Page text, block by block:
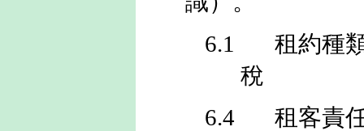
6.1租約種
稅
6.4租客責